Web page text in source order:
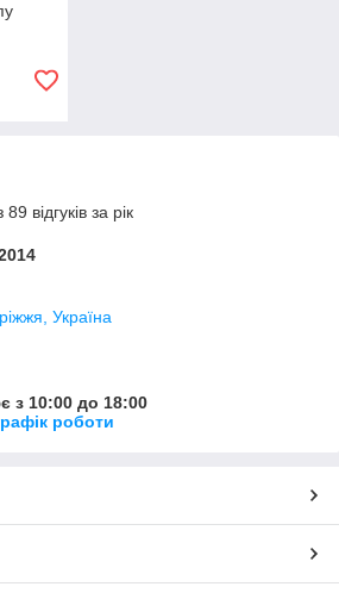
відгуків за рік
Україна
з 10:00 до 18:00
роботи